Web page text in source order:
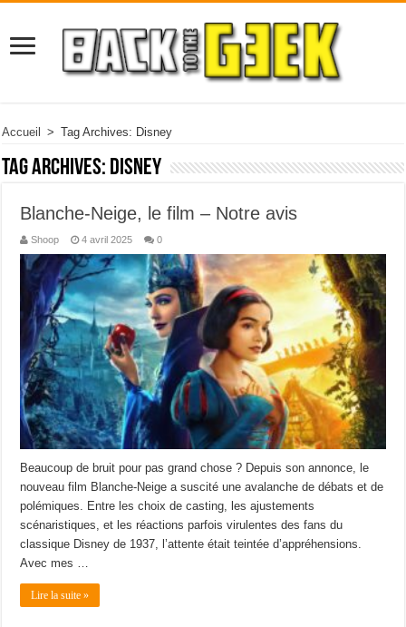
Accueil > Tag Archives: Disney
Tag Archives: Disney
Blanche-Neige, le film – Notre avis
Shoop 4 avril 2025 0
Beaucoup de bruit pour pas grand chose ? Depuis son annonce, le
nouveau film Blanche-Neige a suscité une avalanche de débats et de
polémiques. Entre les choix de casting, les ajustements
scénaristiques, et les réactions parfois virulentes des fans du
classique Disney de 1937, l’attente était teintée d’appréhensions.
Avec mes …
Lire la suite »